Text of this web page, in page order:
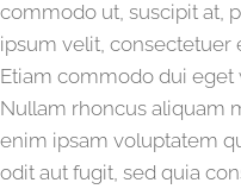
commodo ut, suscipit at,
ipsum velit, consectetuer
Etiam commodo dui eget
Nullam rhoncus aliquam
enim ipsam voluptatem
odit aut fugit, sed quia